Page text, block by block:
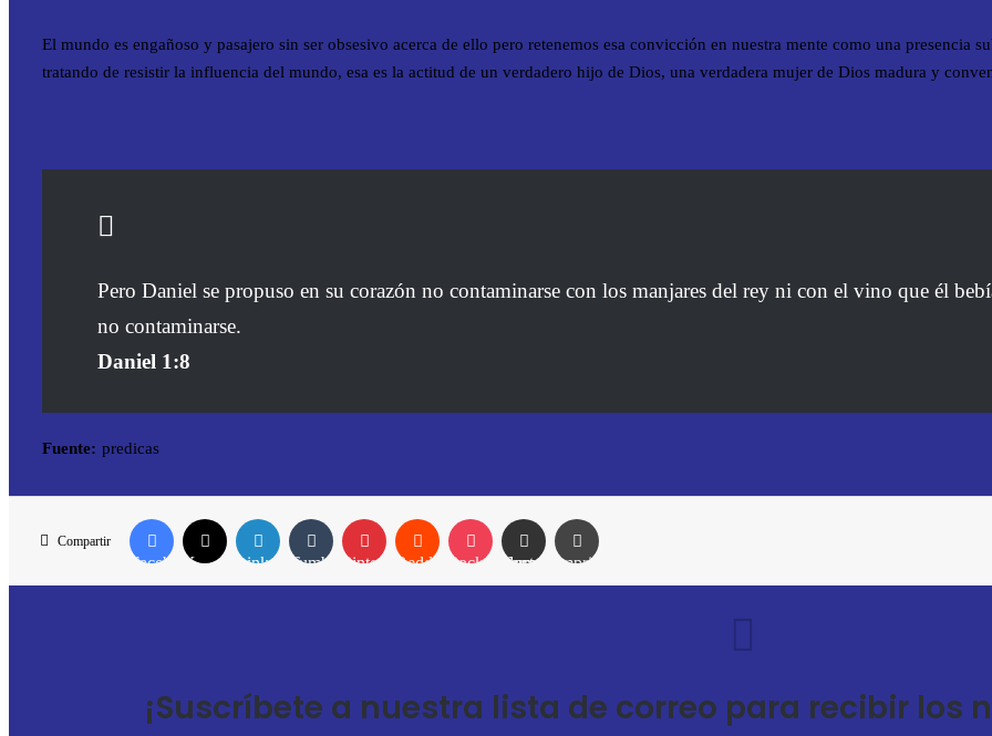
El mundo es engañoso y pasajero sin ser obsesivo acerca de ello pero retenemos esa convicción en nuestra mente como una presencia
tratando de resistir la influencia del mundo, esa es la actitud de un verdadero hijo de Dios, una verdadera mujer de Dios madura y
Pero Daniel se propuso en su corazón no contaminarse con los manjares del rey ni con el vino que él
no contaminarse.
Daniel 1:8
Fuente: predicas
Compartir
Facebook
X LinkedInTumblr PinterestReddit Pocket Compartir por correo electrónicoImprimir
¡Suscríbete a nuestra lista de correo para recibir los